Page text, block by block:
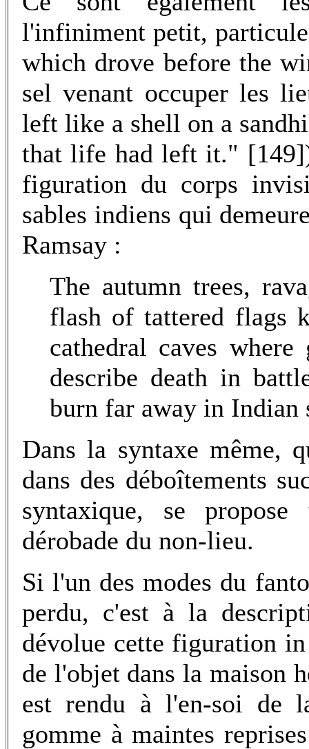
l'infiniment petit,
which drove before the
sel venant occuper les
left like a shell on a
that life had left it."
figuration du corps
sables indiens qui
Ramsay :
The autumn trees,
flash of tattered flags
cathedral caves
describe death in
burn far away in Indian
Dans la syntaxe même,
dans des déboîtements
syntaxique, se
dérobade du non-lieu.
Si l'un des modes du
perdu, c'est à la
dévolue cette figuration
de l'objet dans la maison
est rendu à l'en-soi de
gomme à maintes